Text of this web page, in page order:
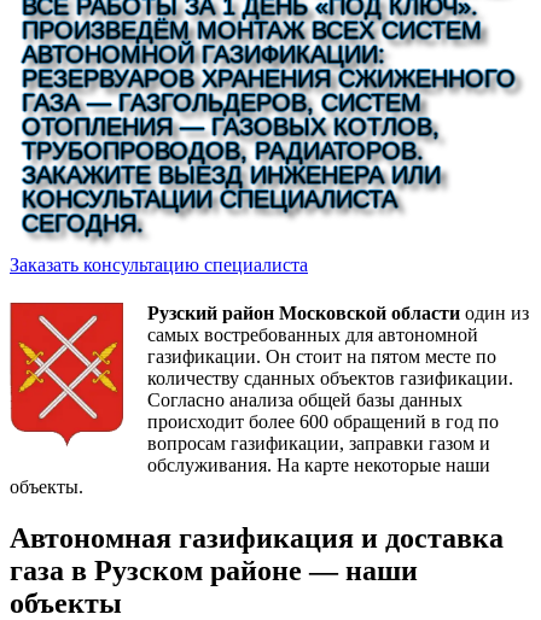
ВСЕ РАБОТЫ ЗА 1 ДЕНЬ «ПОД КЛЮЧ».
ПРОИЗВЕДЁМ МОНТАЖ ВСЕХ СИСТЕМ
АВТОНОМНОЙ ГАЗИФИКАЦИИ:
РЕЗЕРВУАРОВ ХРАНЕНИЯ СЖИЖЕННОГО
ГАЗА — ГАЗГОЛЬДЕРОВ, СИСТЕМ
ОТОПЛЕНИЯ — ГАЗОВЫХ КОТЛОВ,
ТРУБОПРОВОДОВ, РАДИАТОРОВ.
ЗАКАЖИТЕ ВЫЕЗД ИНЖЕНЕРА ИЛИ
КОНСУЛЬТАЦИИ СПЕЦИАЛИСТА
СЕГОДНЯ.
Заказать консультацию специалиста
Рузский район Московской областиодин из
самых востребованных для автономной
газификации. Он стоит на пятом месте по
количеству сданных объектов газификации.
Согласно анализа общей базы данных
происходит более 600 обращений в год по
вопросам газификации, заправки газом и
обслуживания. На карте некоторые наши
объекты.
Автономная газификация и доставка
газа в Рузском районе — наши
объекты